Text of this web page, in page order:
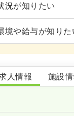
況が知りたい
境や給与が知りた
料老人ホーム 本郷ふ
人情報 施設情